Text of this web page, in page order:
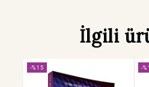
İlgili
-%15 -